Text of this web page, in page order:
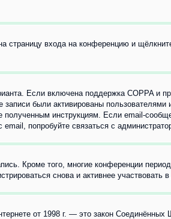
страницу входа на конференцию и
Если включена поддержка COPPA и
были активированы
инструкциям. Если email-
попробуйте связаться с
Кроме того, многие конференции
снова и активнее участвовать в
от 1998 г. — это закон